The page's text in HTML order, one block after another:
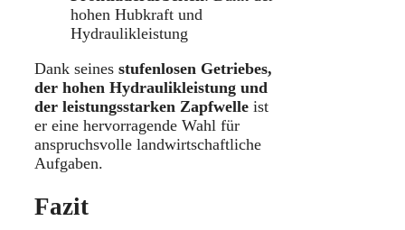
hohen Hubkraft und
Hydraulikleistung
Dank seines stufenlosen Getriebes,
der hohen Hydraulikleistung und
der leistungsstarken Zapfwelle ist
er eine hervorragende Wahl für
anspruchsvolle landwirtschaftliche
Aufgaben.
Fazit